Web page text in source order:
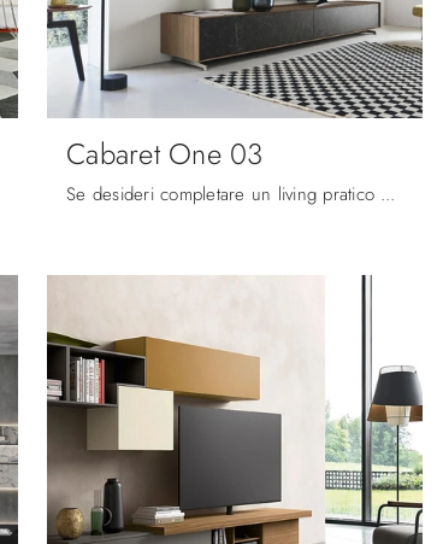
Cabaret One 03
Se desideri completare un living pratico e operativo dalle linee moderne, ecco a te la parete attrezzata Cabaret One 03 Sangiacomo.